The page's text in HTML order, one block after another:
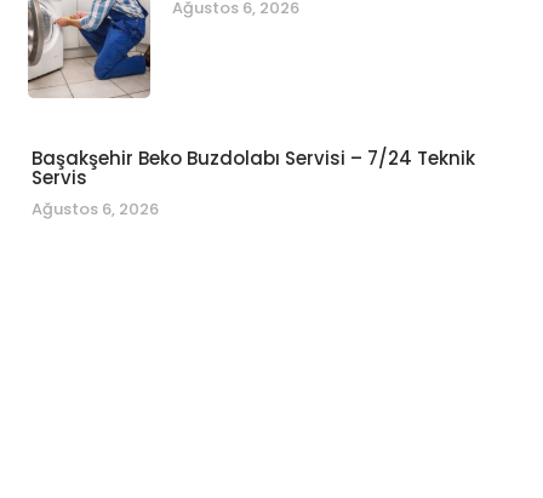
Ağustos 6, 2026
Başakşehir Beko Buzdolabı Servisi – 7/24 Teknik
Servis
Ağustos 6, 2026